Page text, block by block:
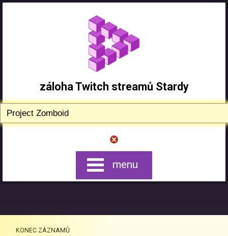
záloha Twitch streamů Stardy
menu
KONEC ZÁZNAMŮ